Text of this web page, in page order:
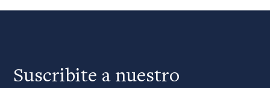
Suscribite a nuestro